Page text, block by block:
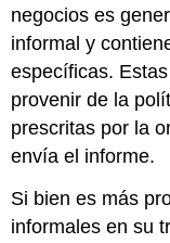
negocios es
informal y
específicas.
provenir de la
prescritas por la
envía el informe.
Si bien es más
informales en su